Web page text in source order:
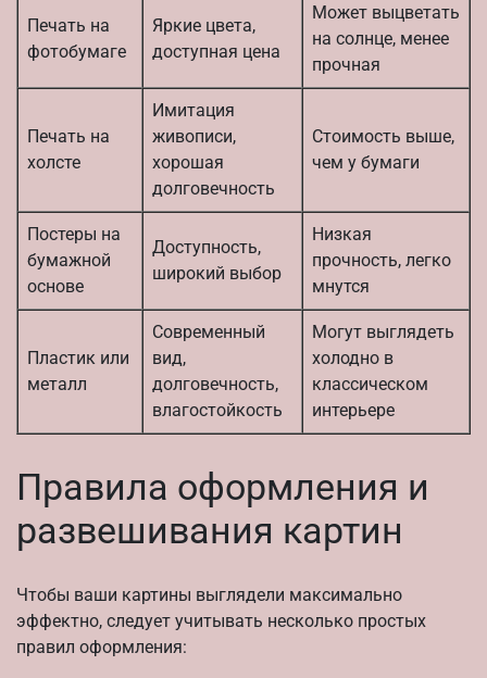
Печать на
фотобумаге
Яркие цвета,
доступная цена
Может выцветать
на солнце, менее
прочная
Печать на
холсте
Имитация
живописи,
хорошая
долговечность
Стоимость выше,
чем у бумаги
Постеры на
бумажной
основе
Доступность,
широкий выбор
Низкая
прочность, легко
мнутся
Пластик или
металл
Современный
вид,
долговечность,
влагостойкость
Могут выглядеть
холодно в
классическом
интерьере
Правила оформления и
развешивания картин
Чтобы ваши картины выглядели максимально
эффектно, следует учитывать несколько простых
правил оформления: